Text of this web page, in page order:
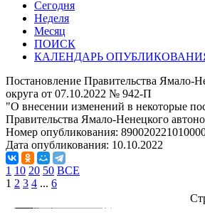
Сегодня
Неделя
Месяц
ПОИСК
КАЛЕНДАРЬ
Постановление Правительства Ямало-
округа от 07.10.2022 № 942-П
"О внесении изменений в некоторые
Правительства Ямало-Ненецкого
Номер опубликования:
Дата опубликования: 10.10.2022
1 10 20 50 ВСЕ
1 2 3 4 ... 6